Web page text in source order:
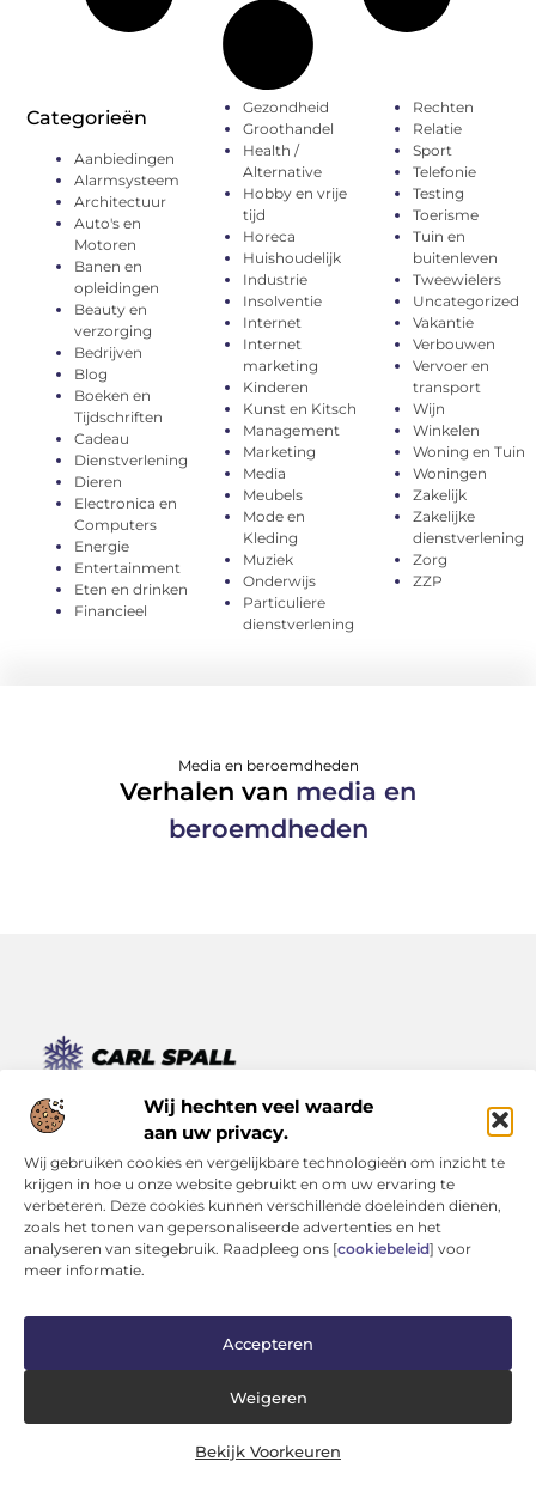
Wij hechten veel waarde
aan uw privacy.
Wij gebruiken cookies en vergelijkbare technologieën om inzicht te
krijgen in hoe u onze website gebruikt en om uw ervaring te
verbeteren. Deze cookies kunnen verschillende doeleinden dienen,
zoals het tonen van gepersonaliseerde advertenties en het
analyseren van sitegebruik. Raadpleeg ons [cookiebeleid] voor
meer informatie.
Accepteren
Weigeren
Bekijk Voorkeuren
Categorieën
Aanbiedingen
Alarmsysteem
Architectuur
Auto's en
Motoren
Banen en
opleidingen
Beauty en
verzorging
Bedrijven
Blog
Boeken en
Tijdschriften
Cadeau
Dienstverlening
Dieren
Electronica en
Computers
Energie
Entertainment
Eten en drinken
Financieel
Gezondheid
Groothandel
Health /
Alternative
Hobby en vrije
tijd
Horeca
Huishoudelijk
Industrie
Insolventie
Internet
Internet
marketing
Kinderen
Kunst en Kitsch
Management
Marketing
Media
Meubels
Mode en
Kleding
Muziek
Onderwijs
Particuliere
dienstverlening
Rechten
Relatie
Sport
Telefonie
Testing
Toerisme
Tuin en
buitenleven
Tweewielers
Uncategorized
Vakantie
Verbouwen
Vervoer en
transport
Wijn
Winkelen
Woning en Tuin
Woningen
Zakelijk
Zakelijke
dienstverlening
Zorg
ZZP
Media en beroemdheden
Verhalen van media en
beroemdheden
Van kleine momenten tot grote inzichten – lees het hier.
Ontdek een verscheidenheid aan blogs en artikelen die je
dagelijks leven verrijken, van inspirerende verhalen tot
praktische tips.
Bericht categorie
Onze informatie
Cookiebeleid (EU)